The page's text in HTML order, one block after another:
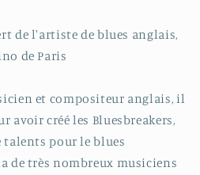
de l'artiste de blues anglais,
de Paris
et compositeur anglais, il
avoir créé les Bluesbreakers,
pour le blues
de très nombreux musiciens